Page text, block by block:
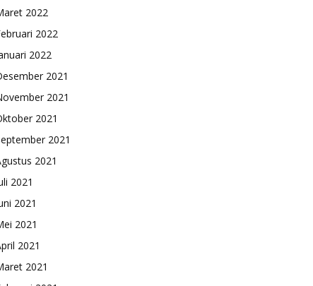
2022
2022
2022
2021
2021
2021
2021
2021
2021
2021
2021
2021
2021